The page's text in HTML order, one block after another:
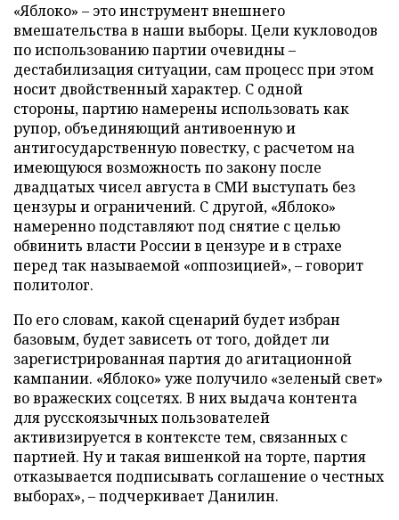
«Яблоко» – это инструмент внешнего
вмешательства в наши выборы. Цели кукловодов
по использованию партии очевидны –
дестабилизация ситуации, сам процесс при этом
носит двойственный характер. С одной
стороны, партию намерены использовать как
рупор, объединяющий антивоенную и
антигосударственную повестку, с расчетом на
имеющуюся возможность по закону после
двадцатых чисел августа в СМИ выступать без
цензуры и ограничений. С другой, «Яблоко»
намеренно подставляют под снятие с целью
обвинить власти России в цензуре и в страхе
перед так называемой «оппозицией», – говорит
политолог.
По его словам, какой сценарий будет избран
базовым, будет зависеть от того, дойдет ли
зарегистрированная партия до агитационной
кампании. «Яблоко» уже получило «зеленый свет»
во вражеских соцсетях. В них выдача контента
для русскоязычных пользователей
активизируется в контексте тем, связанных с
партией. Ну и такая вишенкой на торте, партия
отказывается подписывать соглашение о честных
выборах», – подчеркивает Данилин.